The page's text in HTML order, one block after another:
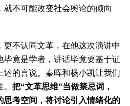
就不可能改变社会舆论的倾向
更不认同文革，在他这次演讲中
毕竟是学者，讲话毕竟要基于证
述的言说。秦晖和杨小凯让我们
把“文革思维”当做禁忌词，
思考空间，将讨论引入情绪化的